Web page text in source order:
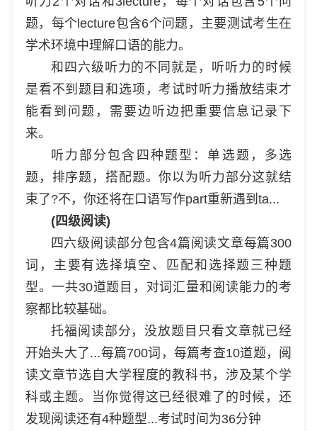
题，每个lecture包含6个问题，主要测试考生在
学术环境中理解口语的能力。
和四六级听力的不同就是，听听力的时候
是看不到题目和选项，考试时听力播放结束才
能看到问题，需要边听边把重要信息记录下
来。
听力部分包含四种题型：单选题，多选
题，排序题，搭配题。你以为听力部分这就结
束了?不，你还将在口语写作part重新遇到ta...
(四级阅读)
四六级阅读部分包含4篇阅读文章每篇300
词，主要有选择填空、匹配和选择题三种题
型。一共30道题目，对词汇量和阅读能力的考
察都比较基础。
托福阅读部分，没放题目只看文章就已经
开始头大了...每篇700词，每篇考查10道题，阅
读文章节选自大学程度的教科书，涉及某个学
科或主题。当你觉得这已经很难了的时候，还
发现阅读还有4种题型...考试时间为36分钟